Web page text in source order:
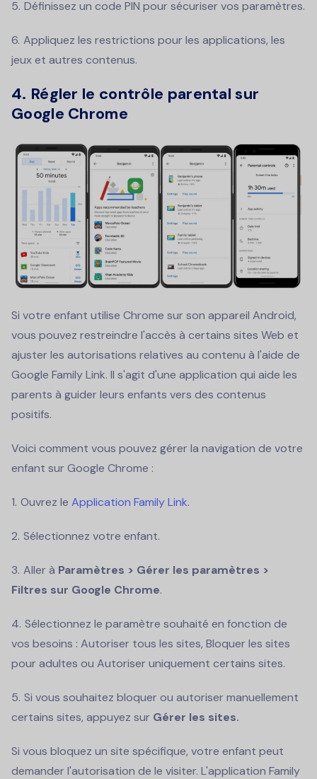
Définissez un code PIN pour sécuriser vos paramètres.
Appliquez les restrictions pour les applications, les
jeux et autres contenus.
4. Régler le contrôle parental sur
Google Chrome
Si votre enfant utilise Chrome sur son appareil Android,
vous pouvez restreindre l'accès à certains sites Web et
ajuster les autorisations relatives au contenu à l'aide de
Google Family Link. Il s'agit d'une application qui aide les
parents à guider leurs enfants vers des contenus
positifs.
Voici comment vous pouvez gérer la navigation de votre
enfant sur Google Chrome :
Ouvrez le Application Family Link.
Sélectionnez votre enfant.
Aller à Paramètres > Gérer les paramètres >
Filtres sur Google Chrome.
Sélectionnez le paramètre souhaité en fonction de
vos besoins : Autoriser tous les sites, Bloquer les sites
pour adultes ou Autoriser uniquement certains sites.
Si vous souhaitez bloquer ou autoriser manuellement
certains sites, appuyez sur Gérer les sites.
Si vous bloquez un site spécifique, votre enfant peut
demander l'autorisation de le visiter. L'application Family